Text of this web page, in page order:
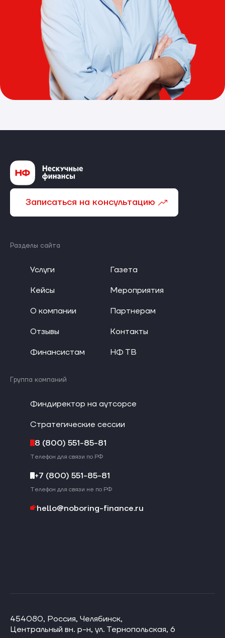
Записаться на консультацию
Разделы сайта
Услуги
Кейсы
О компании
Отзывы
Финансистам
Газета
Мероприятия
Партнерам
Контакты
НФ ТВ
Группа компаний
Финдиректор на аутсорсе
Стратегические сессии
8 (800) 551-85-81
Телефон для связи по РФ
+7 (800) 551-85-81
Телефон для связи не по РФ
hello@noboring-finance.ru
454080, Россия, Челябинск,
Центральный вн. р-н, ул. Тернопольская, 6